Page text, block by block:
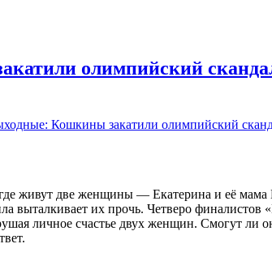
олимпийский
Кошкины закатили олимпийский
живут две женщины — Екатерина и её
выталкивает их прочь. Четверо
личное счастье двух женщин. Смогут ли